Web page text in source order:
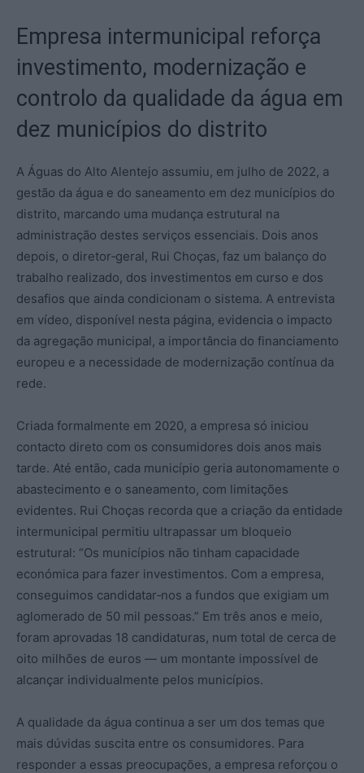
Empresa intermunicipal reforça
investimento, modernização e
controlo da qualidade da água em
dez municípios do distrito
A Águas do Alto Alentejo assumiu, em julho de 2022, a
gestão da água e do saneamento em dez municípios do
distrito, marcando uma mudança estrutural na
administração destes serviços essenciais. Dois anos
depois, o diretor‑geral, Rui Choças, faz um balanço do
trabalho realizado, dos investimentos em curso e dos
desafios que ainda condicionam o sistema. A entrevista
em vídeo, disponível nesta página, evidencia o impacto
da agregação municipal, a importância do financiamento
europeu e a necessidade de modernização contínua da
rede.
Criada formalmente em 2020, a empresa só iniciou
contacto direto com os consumidores dois anos mais
tarde. Até então, cada município geria autonomamente o
abastecimento e o saneamento, com limitações
evidentes. Rui Choças recorda que a criação da entidade
intermunicipal permitiu ultrapassar um bloqueio
estrutural: “Os municípios não tinham capacidade
económica para fazer investimentos. Com a empresa,
conseguimos candidatar‑nos a fundos que exigiam um
aglomerado de 50 mil pessoas.” Em três anos e meio,
foram aprovadas 18 candidaturas, num total de cerca de
oito milhões de euros — um montante impossível de
alcançar individualmente pelos municípios.
A qualidade da água continua a ser um dos temas que
mais dúvidas suscita entre os consumidores. Para
responder a essas preocupações, a empresa reforçou o